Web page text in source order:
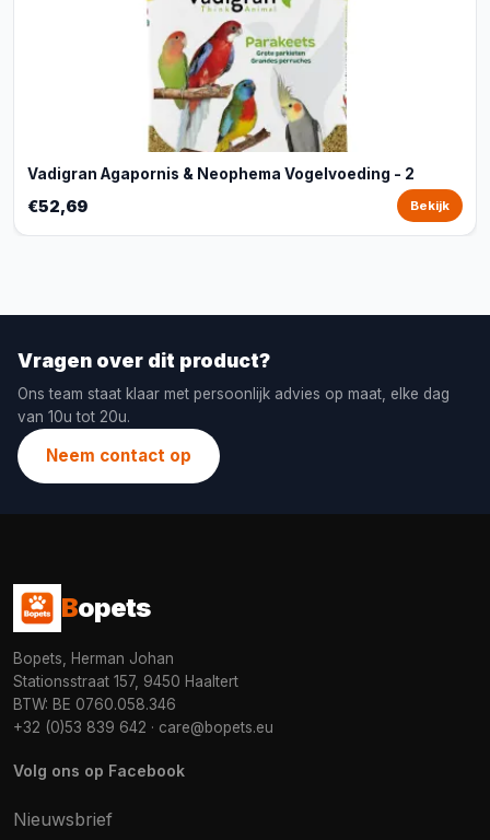
Vadigran Agapornis & Neophema Vogelvoeding - 2
€52,69 Bekijk
Vragen over dit product?
Ons team staat klaar met persoonlijk advies op maat, elke dag
van 10u tot 20u.
Neem contact op
Bopets
Bopets, Herman Johan
Stationsstraat 157, 9450 Haaltert
BTW: BE 0760.058.346
+32 (0)53 839 642 · care@bopets.eu
Volg ons op Facebook
Nieuwsbrief